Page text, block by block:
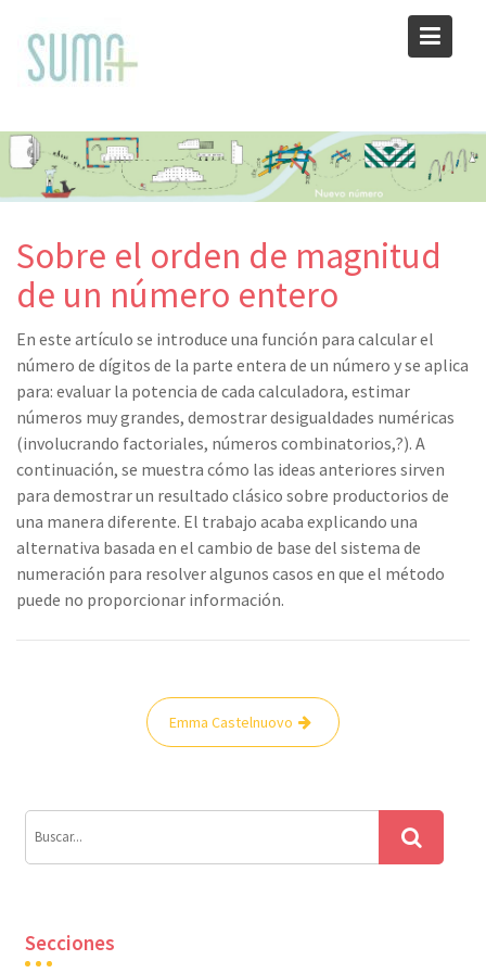
content
Sobre el orden de magnitud
de un número entero
En este artículo se introduce una función para calcular el
número de dígitos de la parte entera de un número y se aplica
para: evaluar la potencia de cada calculadora, estimar
números muy grandes, demostrar desigualdades numéricas
(involucrando factoriales, números combinatorios,?). A
continuación, se muestra cómo las ideas anteriores sirven
para demostrar un resultado clásico sobre productorios de
una manera diferente. El trabajo acaba explicando una
alternativa basada en el cambio de base del sistema de
numeración para resolver algunos casos en que el método
puede no proporcionar información.
Navegación
Emma Castelnuovo
Secciones